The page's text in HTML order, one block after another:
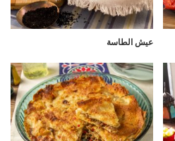
عيش الطاسة